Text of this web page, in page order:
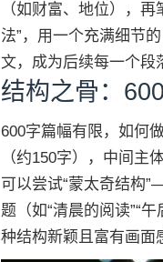
（如财富、地位），
法”，用一个充满细节
文，成为后续每一个段
结构之骨：
600字篇幅有限，如何
（约150字），中间主
可以尝试“蒙太奇结构
题（如“清晨的阅读”“
种结构新颖且富有画面